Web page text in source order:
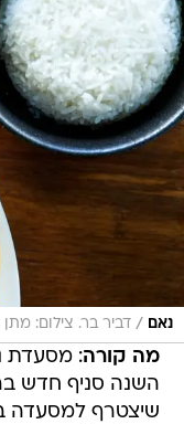
נאם / דביר בר. צילום:
מה קורה: מסעדת
השנה סניף חדש
שיצטרף למסעדה